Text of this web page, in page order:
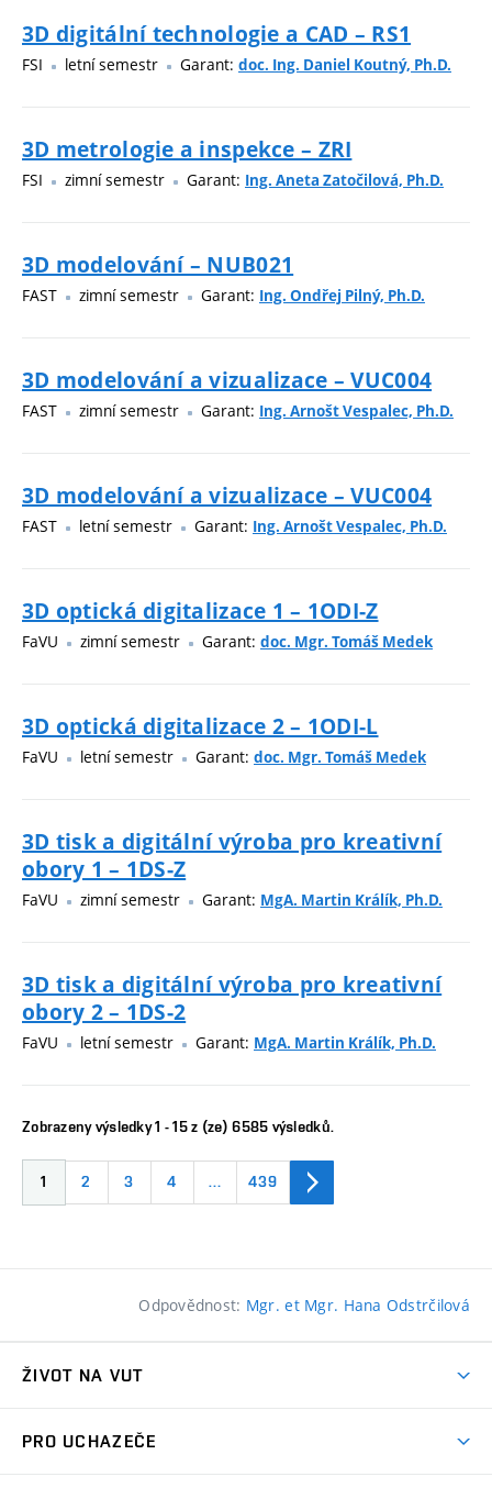
3D digitální technologie a CAD – RS1
FSI letní semestr Garant: doc. Ing. Daniel Koutný, Ph.D.
3D metrologie a inspekce – ZRI
FSI zimní semestr Garant: Ing. Aneta Zatočilová, Ph.D.
3D modelování – NUB021
FAST zimní semestr Garant: Ing. Ondřej Pilný, Ph.D.
3D modelování a vizualizace – VUC004
FAST zimní semestr Garant: Ing. Arnošt Vespalec, Ph.D.
3D modelování a vizualizace – VUC004
FAST letní semestr Garant: Ing. Arnošt Vespalec, Ph.D.
3D optická digitalizace 1 – 1ODI-Z
FaVU zimní semestr Garant: doc. Mgr. Tomáš Medek
3D optická digitalizace 2 – 1ODI-L
FaVU letní semestr Garant: doc. Mgr. Tomáš Medek
3D tisk a digitální výroba pro kreativní
obory 1 – 1DS-Z
FaVU zimní semestr Garant: MgA. Martin Králík, Ph.D.
3D tisk a digitální výroba pro kreativní
obory 2 – 1DS-2
FaVU letní semestr Garant: MgA. Martin Králík, Ph.D.
Zobrazeny výsledky 1 - 15 z (ze) 6585 výsledků.
1 2 3 4 … 439
Odpovědnost: Mgr. et Mgr. Hana Odstrčilová
ŽIVOT NA VUT
PRO UCHAZEČE